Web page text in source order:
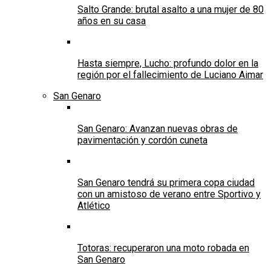
Salto Grande: brutal asalto a una mujer de 80
años en su casa
Hasta siempre, Lucho: profundo dolor en la
región por el fallecimiento de Luciano Aimar
San Genaro
San Genaro: Avanzan nuevas obras de
pavimentación y cordón cuneta
San Genaro tendrá su primera copa ciudad
con un amistoso de verano entre Sportivo y
Atlético
Totoras: recuperaron una moto robada en
San Genaro